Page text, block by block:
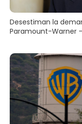
Desestiman la
Paramount-Warner